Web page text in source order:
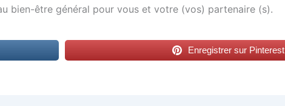
bien-être général pour vous et votre (vos) partenaire (s).
Enregistrer sur Pinterest